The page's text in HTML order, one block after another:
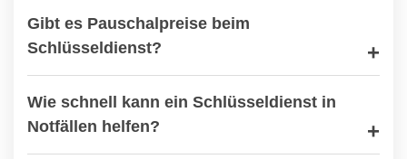
Gibt es Pauschalpreise beim
Schlüsseldienst?
Wie schnell kann ein Schlüsseldienst in
Notfällen helfen?